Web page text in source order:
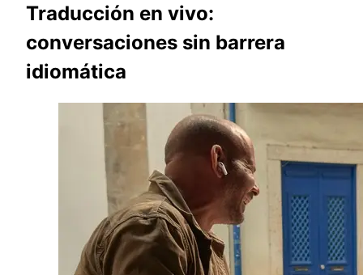
Traducción en vivo:
conversaciones sin barrera
idiomática